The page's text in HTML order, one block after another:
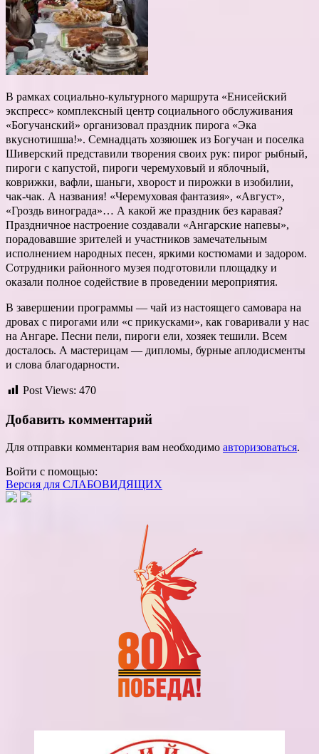
В рамках социально-культурного маршрута «Енисейский
экспресс» комплексный центр социального обслуживания
«Богучанский» организовал праздник пирога «Эка
вкуснотишша!». Семнадцать хозяюшек из Богучан и поселка
Шиверский представили творения своих рук: пирог рыбный,
пироги с капустой, пироги черемуховый и яблочный,
коврижки, вафли, шаньги, хворост и пирожки в изобилии,
чак-чак. А названия! «Черемуховая фантазия», «Август»,
«Гроздь винограда»… А какой же праздник без каравая?
Праздничное настроение создавали «Ангарские напевы»,
порадовавшие зрителей и участников замечательным
исполнением народных песен, яркими костюмами и задором.
Сотрудники районного музея подготовили площадку и
оказали полное содействие в проведении мероприятия.
В завершении программы — чай из настоящего самовара на
дровах с пирогами или «с прикусками», как говаривали у нас
на Ангаре. Песни пели, пироги ели, хозяек тешили. Всем
досталось. А мастерицам — дипломы, бурные аплодисменты
и слова благодарности.
Post Views: 470
Добавить комментарий
Для отправки комментария вам необходимо авторизоваться.
Войти с помощью:
Версия для СЛАБОВИДЯЩИХ